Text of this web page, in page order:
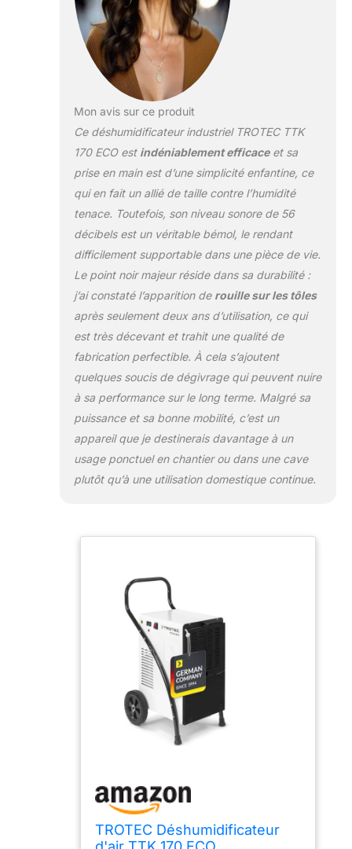
Mon avis sur ce produit
Ce déshumidificateur industriel TROTEC TTK
170 ECO est indéniablement efficaceet sa
prise en main est d’une simplicité enfantine, ce
qui en fait un allié de taille contre l’humidité
tenace. Toutefois, son niveau sonore de 56
décibels est un véritable bémol, le rendant
difficilement supportable dans une pièce de vie.
Le point noir majeur réside dans sa durabilité :
j’ai constaté l’apparition de rouille sur les tôles
après seulement deux ans d’utilisation, ce qui
est très décevant et trahit une qualité de
fabrication perfectible. À cela s’ajoutent
quelques soucis de dégivrage qui peuvent nuire
à sa performance sur le long terme. Malgré sa
puissance et sa bonne mobilité, c’est un
appareil que je destinerais davantage à un
usage ponctuel en chantier ou dans une cave
plutôt qu’à une utilisation domestique continue.
TROTEC Déshumidificateur